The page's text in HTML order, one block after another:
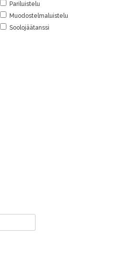
Pariluistelu
Muodostelmaluistelu
Soolojäätanssi